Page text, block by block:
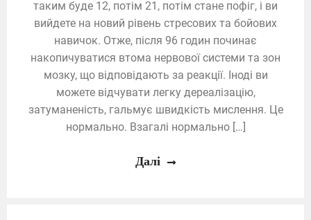
таким буде 12, потім 21, потім стане пофіг, і ви
вийдете на новий рівень стресових та бойових
навичок. Отже, після 96 годин починає
накопичуватися втома нервової системи та зон
мозку, що відповідають за реакції. Іноді ви
можете відчувати легку дереалізацію,
затуманеність, гальмує швидкість мислення. Це
нормально. Взагалі нормально […]
Далі